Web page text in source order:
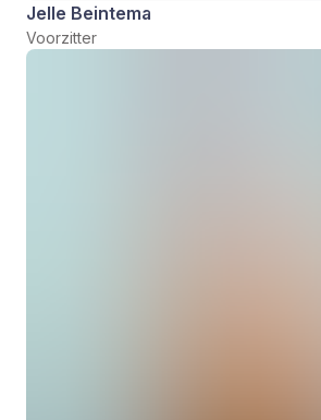
Jelle Beintema
Voorzitter